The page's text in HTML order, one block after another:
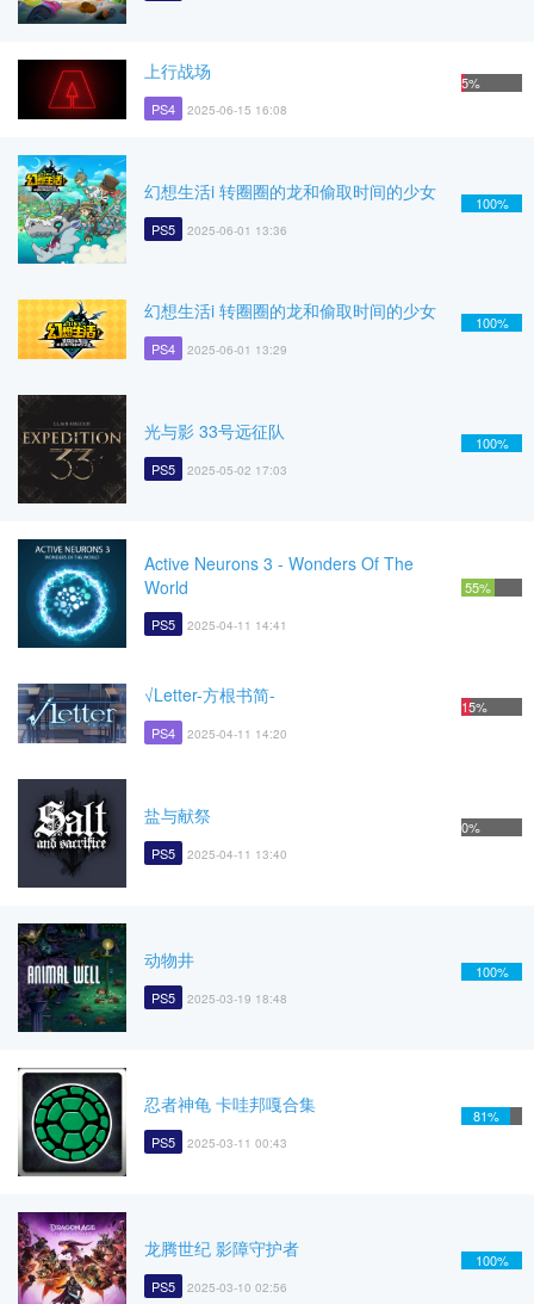
上行战场
PS4 2025-06-15 16:08
5%
幻想生活i 转圈圈的龙和偷取时间的少女
PS5 2025-06-01 13:36
100%
幻想生活i 转圈圈的龙和偷取时间的少女
PS4 2025-06-01 13:29
100%
光与影 33号远征队
PS5 2025-05-02 17:03
100%
Active Neurons 3 - Wonders Of The
World
PS5 2025-04-11 14:41
55%
√Letter-方根书简-
PS4 2025-04-11 14:20
15%
盐与献祭
PS5 2025-04-11 13:40
0%
动物井
PS5 2025-03-19 18:48
100%
忍者神龟 卡哇邦嘎合集
PS5 2025-03-11 00:43
81%
龙腾世纪 影障守护者
PS5 2025-03-10 02:56
100%